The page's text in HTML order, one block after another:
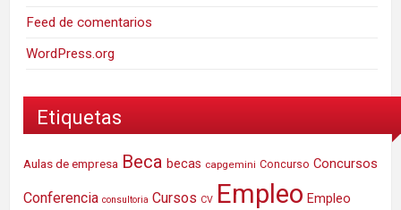
Feed de comentarios
WordPress.org
Etiquetas
Aulas de empresa Beca becas capgemini Concurso Concursos
Conferencia consultoria Cursos CV Empleo Empleo